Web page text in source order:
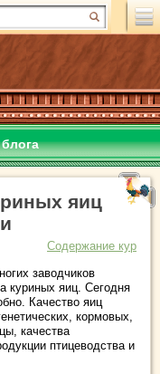
яиц
Содержание кур
заводчиков
куриных яиц. Сегодня
Качество яиц
кормовых,
качества
птицеводства и